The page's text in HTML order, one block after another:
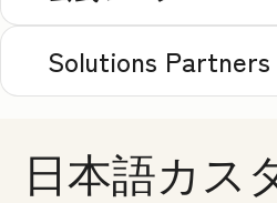
Solutions Partners
日本語カス